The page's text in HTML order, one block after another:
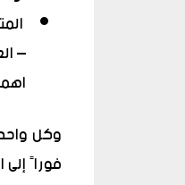
–
وكل
فوراً